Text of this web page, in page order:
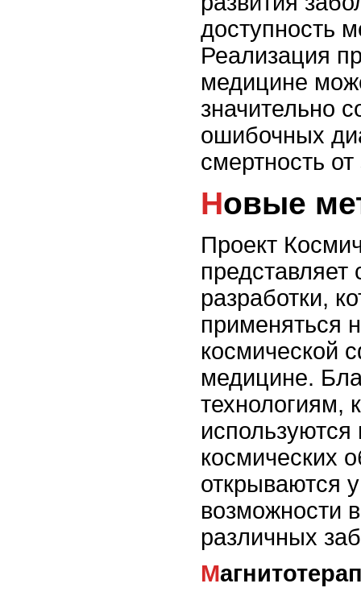
доступность
Реализация
медицине
значительно
ошибочных
смертность
Новые
Проект
разработки,
применяться
космической
медицине.
технологиям,
используются
космических
открываются
возможности
различных